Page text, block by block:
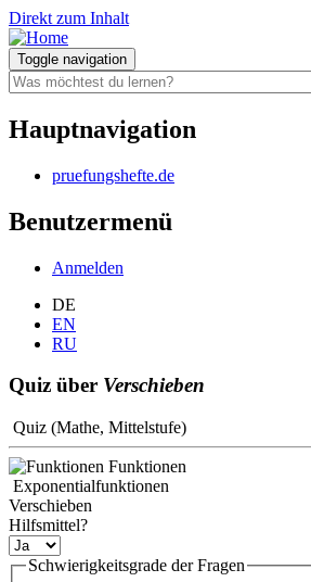
Direkt zum Inhalt
Toggle navigation
Hauptnavigation
pruefungshefte.de
Benutzermenü
Anmelden
DE
EN
RU
Quiz über Verschieben
Quiz (Mathe, Mittelstufe)
Funktionen
Exponentialfunktionen
Verschieben
Hilfsmittel?
Schwierigkeitsgrade der Fragen